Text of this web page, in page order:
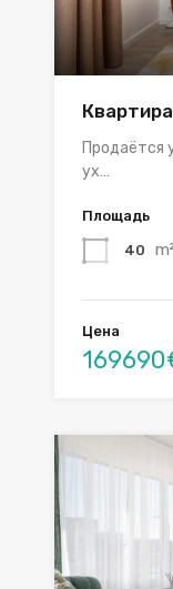
Продаётся
ух…
Площадь
40 m²
Цена